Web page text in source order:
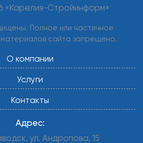
«Карелия-Стройинформ»
Полное или частичное
материалов сайта запрещено.
О компании
Услуги
Контакты
Адрес:
ул. Андропова, 15